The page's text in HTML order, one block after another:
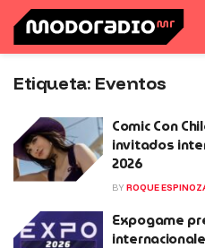
Etiqueta: Eventos
Comic Con
invitados
2026
BY ROQUE
Expogame